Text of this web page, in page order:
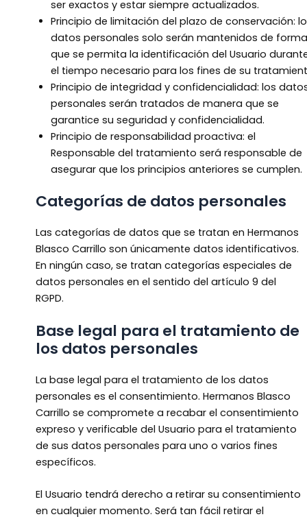
ser exactos y estar siempre actualizados.
Principio de limitación del plazo de conservación:
datos personales solo serán mantenidos de forma
que se permita la identificación del Usuario
el tiempo necesario para los fines de su
Principio de integridad y confidencialidad: los
personales serán tratados de manera que se
garantice su seguridad y confidencialidad.
Principio de responsabilidad proactiva: el
Responsable del tratamiento será responsable de
asegurar que los principios anteriores se cumplen.
Categorías de datos personales
Las categorías de datos que se tratan en Hermanos
Blasco Carrillo son únicamente datos identificativos.
En ningún caso, se tratan categorías especiales de
datos personales en el sentido del artículo 9 del
RGPD.
Base legal para el tratamiento de
los datos personales
La base legal para el tratamiento de los datos
personales es el consentimiento. Hermanos Blasco
Carrillo se compromete a recabar el consentimiento
expreso y verificable del Usuario para el tratamiento
de sus datos personales para uno o varios fines
específicos.
El Usuario tendrá derecho a retirar su consentimiento
en cualquier momento. Será tan fácil retirar el